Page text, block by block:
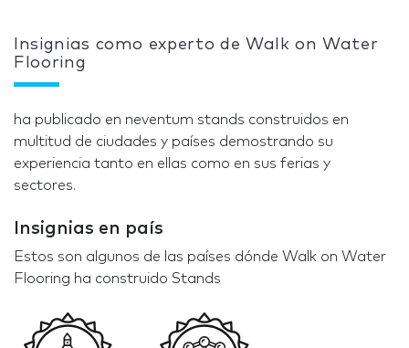
Insignias como experto de Walk on Water
Flooring
ha publicado en neventum stands construidos en
multitud de ciudades y países demostrando su
experiencia tanto en ellas como en sus ferias y
sectores.
Insignias en país
Estos son algunos de las países dónde Walk on Water
Flooring ha construido Stands